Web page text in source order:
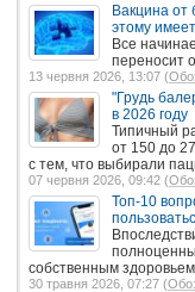
Вакцина от
этому
Все
переносит
13 червня 2026, 13:07 (
"Грудь
в 2026 году
Типичный
от 150 до
с тем, что выбирали
07 червня 2026, 09:42 (
Топ-10
собственным
30 травня 2026, 07:27 (